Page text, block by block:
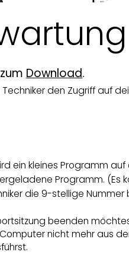
Download.
den Zugriff auf
ein kleines Programm
Programm. (Es
die 9-stellige
beenden
nicht mehr aus